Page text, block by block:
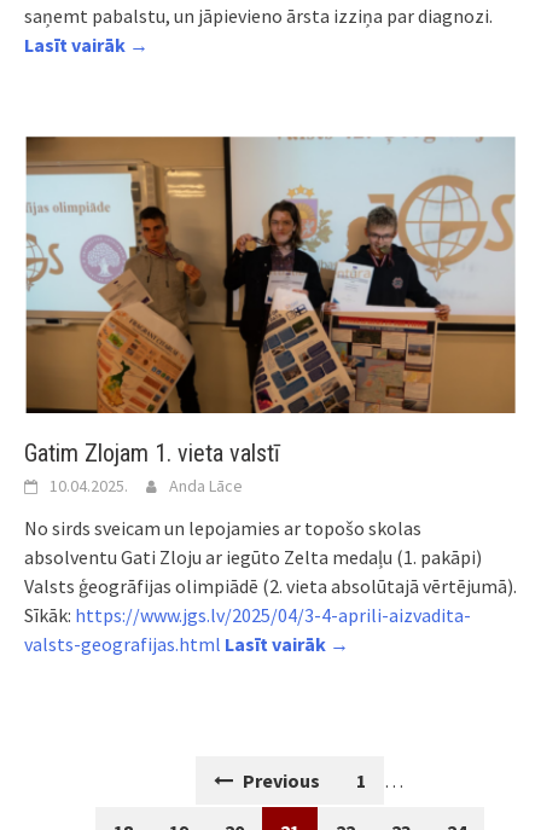
saņemt pabalstu, un jāpievieno ārsta izziņa par diagnozi.
Lasīt vairāk →
Gatim Zlojam 1. vieta valstī
10.04.2025. Anda Lāce
No sirds sveicam un lepojamies ar topošo skolas
absolventu Gati Zloju ar iegūto Zelta medaļu (1. pakāpi)
Valsts ģeogrāfijas olimpiādē (2. vieta absolūtajā vērtējumā).
Sīkāk: https://www.jgs.lv/2025/04/3-4-aprili-aizvadita-
valsts-geografijas.html Lasīt vairāk →
Previous 1 …